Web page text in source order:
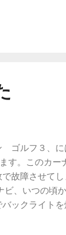
ことが多い
。 道の駅一
ルフ３、に
す。このカ
故障させて
、いつの頃
ックライト